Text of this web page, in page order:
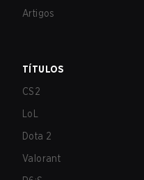
Artigos
TÍTULOS
CS2
LoL
Dota 2
Valorant